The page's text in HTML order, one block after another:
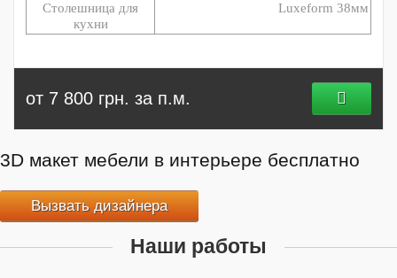
от 7 800 грн. за п.м.
Столешница для
кухни
Luxeform 38мм
3D макет мебели в интерьере бесплатно
Вызвать дизайнера
Наши работы